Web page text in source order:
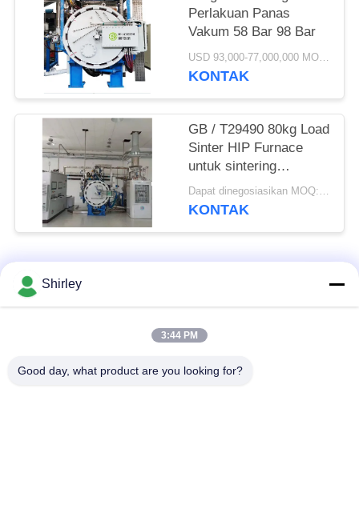
Perlakuan Panas
Vakum 58 Bar 98 Bar
USD 93,000-77,000,000 MOQ:1 set
KONTAK
GB / T29490 80kg Load
Sinter HIP Furnace
untuk sintering
superhard alloy dengan
layanan purna jual
Dapat dinegosiasikan MOQ:1 set
KONTAK
Bad Request
Tungku Sintering
Shirley
3:44 PM
Good day, what product are you looking for?